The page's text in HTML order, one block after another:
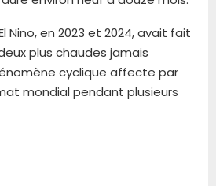
Nino, en 2023 et 2024, avait fait
plus chaudes jamais
cyclique affecte par
mondial pendant plusieurs